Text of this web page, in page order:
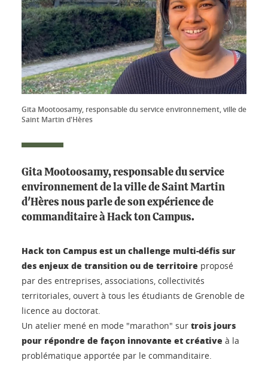
Gita Mootoosamy, responsable du service environnement, ville de
Saint Martin d'Hères
Gita Mootoosamy, responsable du service
environnement de la ville de Saint Martin
d'Hères nous parle de son expérience de
commanditaire à Hack ton Campus.
Hack ton Campus est un challenge multi-défis sur
des enjeux de transition ou de territoire proposé
par des entreprises, associations, collectivités
territoriales, ouvert à tous les étudiants de Grenoble de
licence au doctorat.
Un atelier mené en mode "marathon" sur trois jours
pour répondre de façon innovante et créative à la
problématique apportée par le commanditaire.